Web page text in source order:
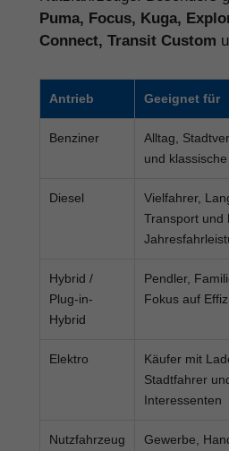
Puma, Focus, Kuga,
Connect, Transit Custom
Antrieb Geeignet für
Benziner
Alltag,
und
Diesel
Vielfahrer,
Transport und
Hybrid /
Plug-in-
Hybrid
Pendler,
Fokus auf
Elektro
Käufer mit
Stadtfahrer
Interessenten
Nutzfahrzeug
Gewerbe,